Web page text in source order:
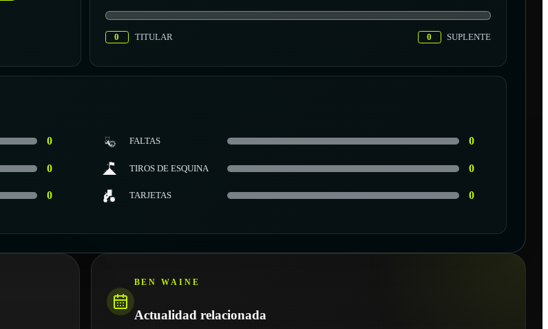
0 TITULAR 0 SUPLENTE
0 FALTAS 0
0 TIROS DE ESQUINA 0
0 TARJETAS 0
BEN WAINE
Actualidad relacionada